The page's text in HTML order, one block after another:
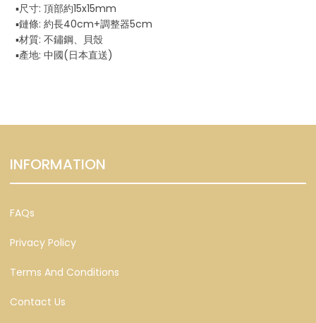
▪️尺寸: 頂部約15x15mm
▪️鏈條: 約長40cm+調整器5cm
▪️材質: 不鏽鋼、貝殼
▪️產地: 中國(日本直送)
INFORMATION
FAQs
Privacy Policy
Terms And Conditions
Contact Us